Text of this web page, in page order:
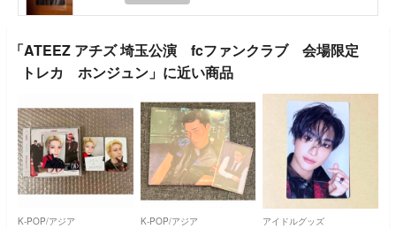
「ATEEZ アチズ 埼玉公演 fcファンクラブ 会場限定
トレカ ホンジュン」に近い商品
K-POP/アジア K-POP/アジア アイドルグッズ